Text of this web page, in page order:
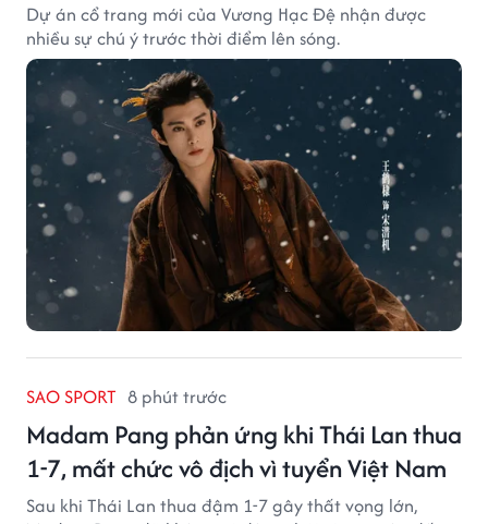
Dự án cổ trang mới của Vương Hạc Đệ nhận được
nhiều sự chú ý trước thời điểm lên sóng.
SAO SPORT 8 phút trước
Madam Pang phản ứng khi Thái Lan thua
1-7, mất chức vô địch vì tuyển Việt Nam
Sau khi Thái Lan thua đậm 1-7 gây thất vọng lớn,